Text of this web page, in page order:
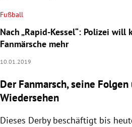
Fußball
Nach „Rapid-Kessel“: Polizei will
Fanmärsche mehr
10.01.2019
Der Fanmarsch, seine Folgen
Wiedersehen
Dieses Derby beschäftigt bis